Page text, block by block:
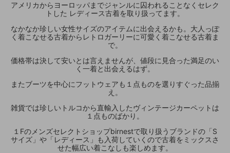
アメリカからヨーロッパまでジャンルに囚われることなくセレク
トした レディース古着を取り扱ってます。
なかなか珍しい女性サイズのアイテムに出会えるかも。大人っぽ
く着こなせる古着からレトロガーリーに可愛く着こなせる古着ま
で。
価格帯は決して安いとは言えませんが、値段に見合った満足のい
く一着と出会えるはず。
またブーツを中心にフットウェアも１点ものを選りすぐった品揃
え。
雑貨では珍しいトルコから直輸入したヴィンテージカーペットは
１点ものばかり。
１Fのメンズセレクトショップbirnestで取り扱うブランドの「S
サイズ」や「レディース」も入荷していくので古着をミックスさ
せた幅広い着こなしも楽しめます。